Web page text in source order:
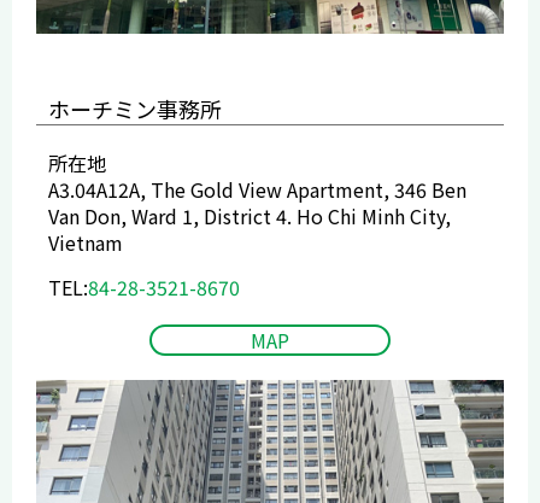
ホーチミン事務所
所在地
A3.04A12A, The Gold View Apartment, 346 Ben
Van Don, Ward 1, District 4. Ho Chi Minh City,
Vietnam
TEL:84-28-3521-8670
MAP